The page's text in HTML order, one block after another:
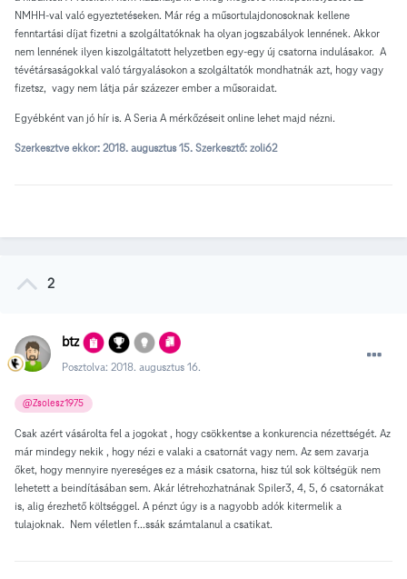
NMHH-val való egyeztetéseken. Már rég a műsortulajdonosoknak kellene
fenntartási díjat fizetni a szolgáltatóknak ha olyan jogszabályok lennének. Akkor
nem lennének ilyen kiszolgáltatott helyzetben egy-egy új csatorna indulásakor. A
tévétársaságokkal való tárgyalásokon a szolgáltatók mondhatnák azt, hogy vagy
fizetsz, vagy nem látja pár százezer ember a műsoraidat.
Egyébként van jó hír is. A Seria A mérkőzéseit online lehet majd nézni.
Szerkesztve ekkor: 2018. augusztus 15. Szerkesztő: zoli62
2
btz
Posztolva: 2018. augusztus 16.
@Zsolesz1975
Csak azért vásárolta fel a jogokat , hogy csökkentse a konkurencia nézettségét. Az
már mindegy nekik , hogy nézi e valaki a csatornát vagy nem. Az sem zavarja
őket, hogy mennyire nyereséges ez a másik csatorna, hisz túl sok költségük nem
lehetett a beindításában sem. Akár létrehozhatnának Spiler3, 4, 5, 6 csatornákat
is, alig érezhető költséggel. A pénzt úgy is a nagyobb adók kitermelik a
tulajoknak. Nem véletlen f...ssák számtalanul a csatikat.